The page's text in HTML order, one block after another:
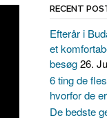
RECENT
Efterår i
et
besøg26.
6 ting de
hvorfor de
De bedste